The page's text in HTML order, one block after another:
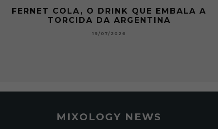
FERNET COLA, O DRINK QUE EMBALA A
TORCIDA DA ARGENTINA
19/07/2026
MIXOLOGY NEWS